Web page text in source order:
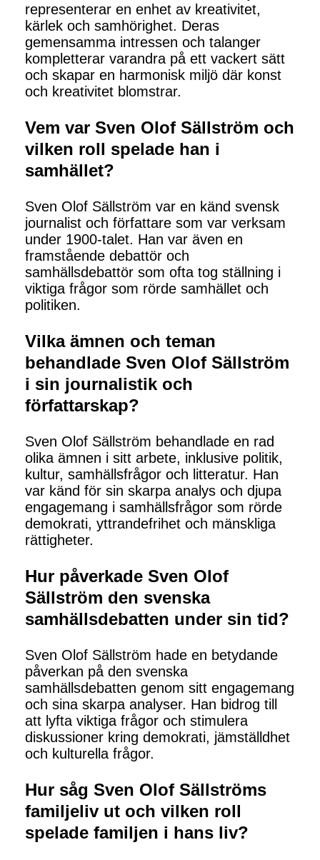
representerar en enhet av kreativitet,
kärlek och samhörighet. Deras
gemensamma intressen och talanger
kompletterar varandra på ett vackert sätt
och skapar en harmonisk miljö där konst
och kreativitet blomstrar.
Vem var Sven Olof Sällström och
vilken roll spelade han i
samhället?
Sven Olof Sällström var en känd svensk
journalist och författare som var verksam
under 1900-talet. Han var även en
framstående debattör och
samhällsdebattör som ofta tog ställning i
viktiga frågor som rörde samhället och
politiken.
Vilka ämnen och teman
behandlade Sven Olof Sällström
i sin journalistik och
författarskap?
Sven Olof Sällström behandlade en rad
olika ämnen i sitt arbete, inklusive politik,
kultur, samhällsfrågor och litteratur. Han
var känd för sin skarpa analys och djupa
engagemang i samhällsfrågor som rörde
demokrati, yttrandefrihet och mänskliga
rättigheter.
Hur påverkade Sven Olof
Sällström den svenska
samhällsdebatten under sin tid?
Sven Olof Sällström hade en betydande
påverkan på den svenska
samhällsdebatten genom sitt engagemang
och sina skarpa analyser. Han bidrog till
att lyfta viktiga frågor och stimulera
diskussioner kring demokrati, jämställdhet
och kulturella frågor.
Hur såg Sven Olof Sällströms
familjeliv ut och vilken roll
spelade familjen i hans liv?